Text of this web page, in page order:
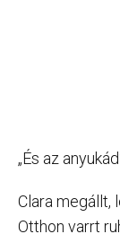
„És az
Clara megállt,
Otthon varrt